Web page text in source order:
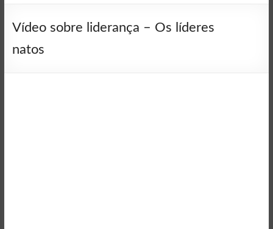
Vídeo sobre liderança – Os líderes
natos